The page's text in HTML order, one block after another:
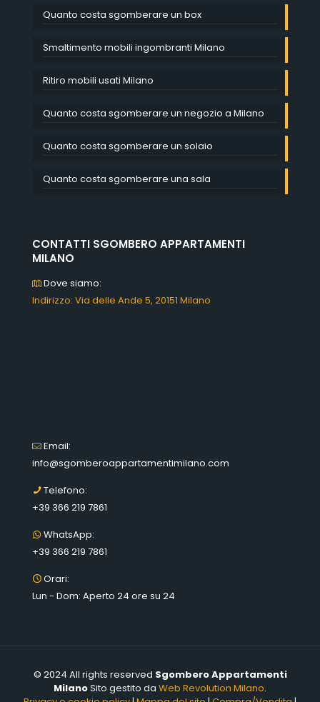
Quanto costa sgomberare un box
Smaltimento mobili ingombranti Milano
Ritiro mobili usati Milano
Quanto costa sgomberare un negozio a Milano
Quanto costa sgomberare un solaio
Quanto costa sgomberare una sala
CONTATTI SGOMBERO APPARTAMENTI
MILANO
Dove siamo:
Indirizzo: Via delle Ande 5, 20151 Milano
Email:
info@sgomberoappartamentimilano.com
Telefono:
+39 366 219 7861
WhatsApp:
+39 366 219 7861
Orari:
Lun - Dom: Aperto 24 ore su 24
© 2024 All rights reserved Sgombero Appartamenti
MilanoSito gestito da Web Revolution Milano.